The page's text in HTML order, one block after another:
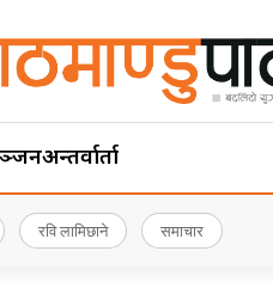
अन्तर्वार्ता
रवि लामिछाने समाचार